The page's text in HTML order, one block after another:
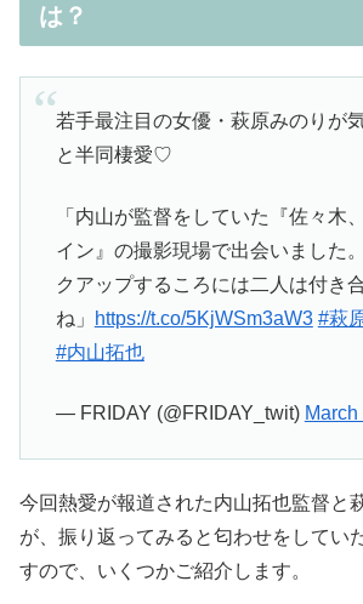
は？
若手最注目の女優・萩原みのりが
と半同棲愛♡
「内山が監督をしていた『佐々木
イン』の撮影現場で出会いました
クアップするころには二人は付き
ね」
https://t.co/5KjWSm3aW3 #萩
#内山拓也
— FRIDAY (@FRIDAY_twit)
今回熱愛が報道された内山拓也監督と
が、振り返ってみると匂わせをしてい
すので、いくつかご紹介します。